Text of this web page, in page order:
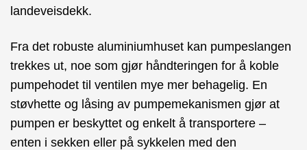
landeveisdekk.
Fra det robuste aluminiumhuset kan pumpeslangen
trekkes ut, noe som gjør håndteringen for å koble
pumpehodet til ventilen mye mer behagelig. En
støvhette og låsing av pumpemekanismen gjør at
pumpen er beskyttet og enkelt å transportere –
enten i sekken eller på sykkelen med den